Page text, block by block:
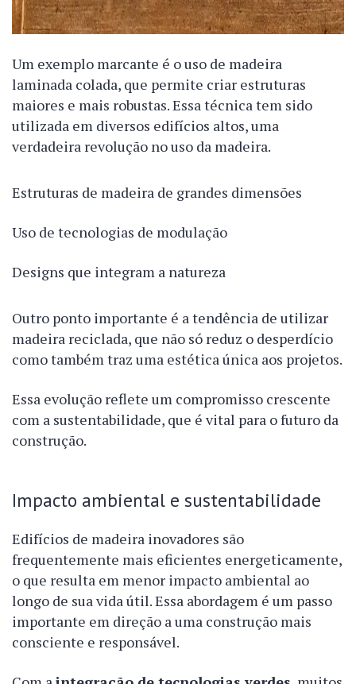
Um exemplo marcante é o uso de madeira
laminada colada, que permite criar estruturas
maiores e mais robustas. Essa técnica tem sido
utilizada em diversos edifícios altos, uma
verdadeira revolução no uso da madeira.
Estruturas de madeira de grandes dimensões
Uso de tecnologias de modulação
Designs que integram a natureza
Outro ponto importante é a tendência de utilizar
madeira reciclada, que não só reduz o desperdício
como também traz uma estética única aos projetos.
Essa evolução reflete um compromisso crescente
com a sustentabilidade, que é vital para o futuro da
construção.
Impacto ambiental e sustentabilidade
Edifícios de madeira inovadores são
frequentemente mais eficientes energeticamente,
o que resulta em menor impacto ambiental ao
longo de sua vida útil. Essa abordagem é um passo
importante em direção a uma construção mais
consciente e responsável.